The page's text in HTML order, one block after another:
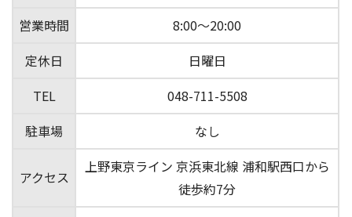
営業時間
8:00～20:00
定休日
日曜日
TEL
048-711-5508
駐車場
なし
アクセス
上野東京ライン 京浜東北線 浦和駅西口から
徒歩約7分